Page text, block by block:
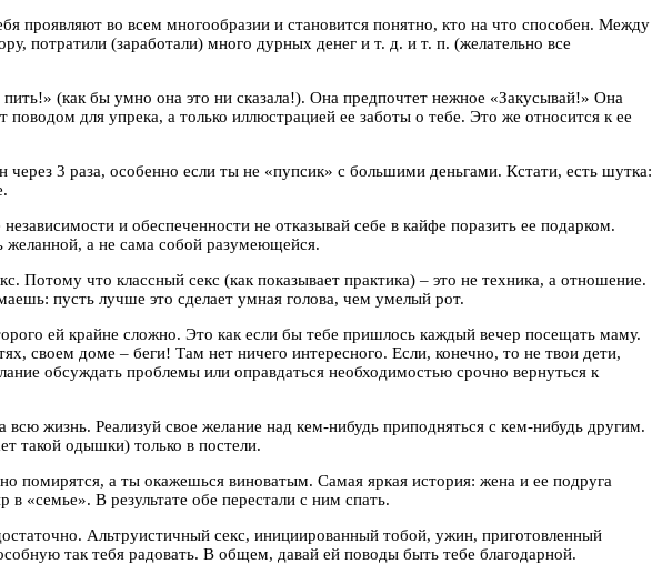
проявляют во всем многообразии и становится понятно, кто на что способен. Между
потратили (заработали) много дурных денег и т. д. и т. п. (желательно все
(как бы умно она это ни сказала!). Она предпочтет нежное «Закусывай!» Она
поводом для упрека, а только иллюстрацией ее заботы о тебе. Это же относится к ее
3 раза, особенно если ты не «пупсик» с большими деньгами. Кстати, есть шутка:
и обеспеченности не отказывай себе в кайфе поразить ее подарком.
желанной, а не сама собой разумеющейся.
что классный секс (как показывает практика) – это не техника, а отношение.
пусть лучше это сделает умная голова, чем умелый рот.
ей крайне сложно. Это как если бы тебе пришлось каждый вечер посещать маму.
своем доме – беги! Там нет ничего интересного. Если, конечно, то не твои дети,
обсуждать проблемы или оправдаться необходимостью срочно вернуться к
жизнь. Реализуй свое желание над кем-нибудь приподняться с кем-нибудь другим.
такой одышки) только в постели.
помирятся, а ты окажешься виноватым. Самая яркая история: жена и ее подруга
«семье». В результате обе перестали с ним спать.
Альтруистичный секс, инициированный тобой, ужин, приготовленный
так тебя радовать. В общем, давай ей поводы быть тебе благодарной.